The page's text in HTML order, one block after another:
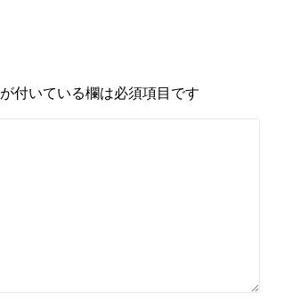
が付いている欄は必須項目です